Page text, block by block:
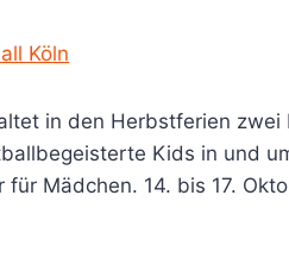
Köln
in den Herbstferien
Kids in und
für Mädchen. 14. bis 17.